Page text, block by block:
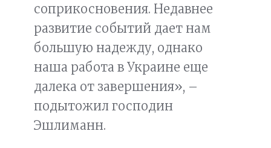
соприкосновения. Недавнее
развитие событий дает нам
большую надежду, однако
наша работа в Украине еще
далека от завершения», –
подытожил господин
Эшлиманн.